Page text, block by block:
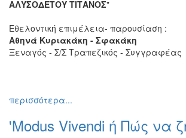
ΑΝΘΕΚΤΙΚΗ
ΑΛΥΣΟΔΕΤΟΥ ΤΙΤΑΝΟΣ"
Εθελοντική επιμέλεια- παρουσίαση :
Αθηνά Κυριακάκη - Σφακάκη
Ξεναγός - Σ/Σ Τραπεζικός - Συγγραφέας
περισσότερα...
'Modus Vivendi ή Πώς να